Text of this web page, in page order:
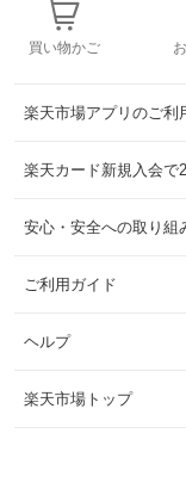
買い物かご
楽天市場アプリのご利
楽天カード新規入会で
安心・安全への取り組
ご利用ガイド
ヘルプ
楽天市場トップ